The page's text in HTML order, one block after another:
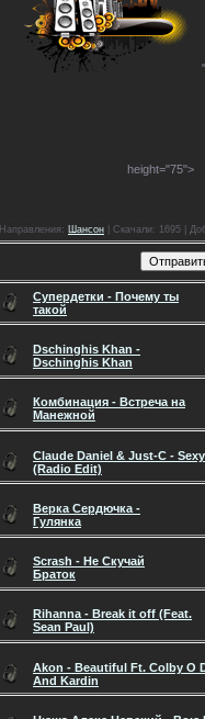
height="75">
Направления : Шансон Скачали: 1695 |
Супердетки - Почему ты
такой
Dschinghis Khan -
Dschinghis Khan
Комбинация - Встреча на
Манежной
Claude Daniel & Just-C -
(Radio Edit)
Верка Сердючка -
Гулянка
Scrash - Не Скучай
Браток
Rihanna - Break it off (Feat.
Sean Paul)
Akon - Beautiful Ft. Colby O
And Kardin